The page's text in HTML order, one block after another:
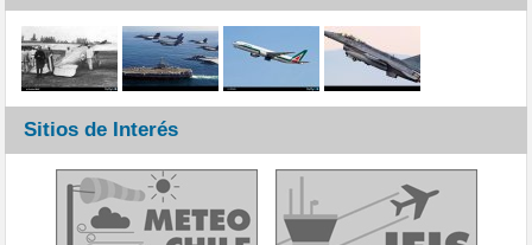
Sitios de Interés